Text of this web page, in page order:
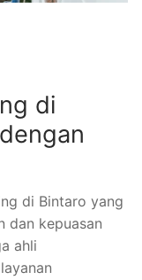
di
di Bintaro yang
dan kepuasan
ahli